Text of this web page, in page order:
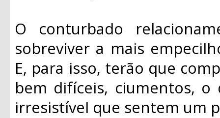
O conturbado
sobreviver a mais
E, para isso, terão que
bem difíceis, ciumentos, o
irresistível que sentem um